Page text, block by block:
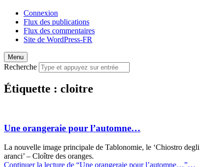
Connexion
Flux des publications
Flux des commentaires
Site de WordPress-FR
Menu
Recherche
Étiquette : cloitre
Une orangeraie pour l’automne…
La nouvelle image principale de Tablonomie, le ‘Chiostro degli
aranci’ – Cloître des oranges.
Continuer la lecture de “Une orangeraie pour l’automne…”…